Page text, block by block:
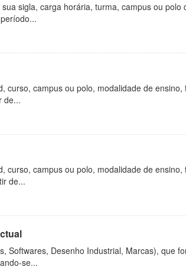
sigla, carga horária, turma, campus ou polo
curso, campus ou polo, modalidade de ensino,
de...
curso, campus ou polo, modalidade de ensino,
de...
Softwares, Desenho Industrial, Marcas), que
se...